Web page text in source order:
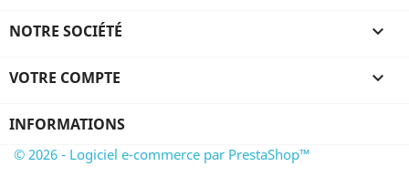
NOTRE SOCIÉTÉ 
VOTRE COMPTE 
INFORMATIONS
© 2026 - Logiciel e-commerce par PrestaShop™